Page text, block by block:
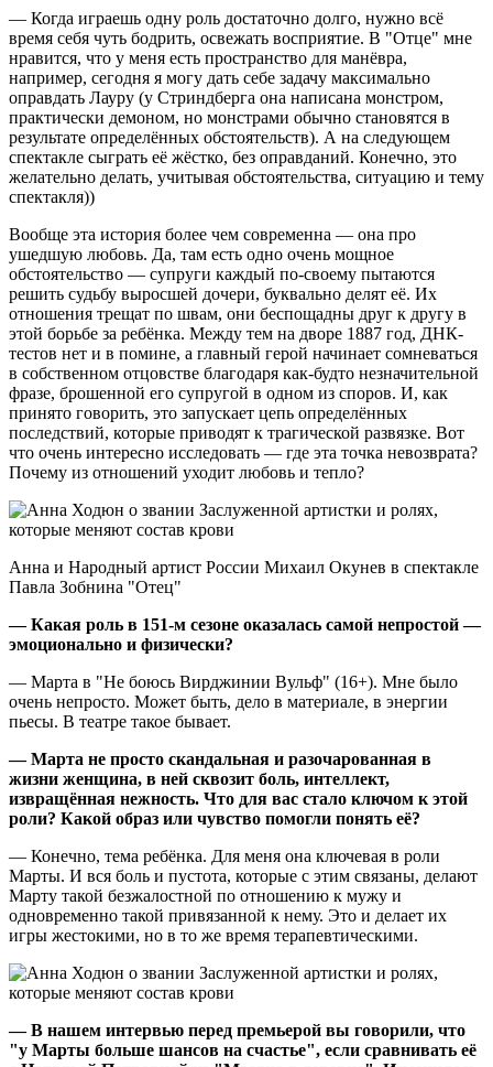
— Когда играешь одну роль достаточно долго, нужно всё
время себя чуть бодрить, освежать восприятие. В "Отце" мне
нравится, что у меня есть пространство для манёвра,
например, сегодня я могу дать себе задачу максимально
оправдать Лауру (у Стриндберга она написана монстром,
практически демоном, но монстрами обычно становятся в
результате определённых обстоятельств). А на следующем
спектакле сыграть её жёстко, без оправданий. Конечно, это
желательно делать, учитывая обстоятельства, ситуацию и тему
спектакля))
Вообще эта история более чем современна — она про
ушедшую любовь. Да, там есть одно очень мощное
обстоятельство — супруги каждый по-своему пытаются
решить судьбу выросшей дочери, буквально делят её. Их
отношения трещат по швам, они беспощадны друг к другу в
этой борьбе за ребёнка. Между тем на дворе 1887 год, ДНК-
тестов нет и в помине, а главный герой начинает сомневаться
в собственном отцовстве благодаря как-будто незначительной
фразе, брошенной его супругой в одном из споров. И, как
принято говорить, это запускает цепь определённых
последствий, которые приводят к трагической развязке. Вот
что очень интересно исследовать — где эта точка невозврата?
Почему из отношений уходит любовь и тепло?
Анна и Народный артист России Михаил Окунев в спектакле
Павла Зобнина "Отец"
— Какая роль в 151-м сезоне оказалась самой непростой —
эмоционально и физически?
— Марта в "Не боюсь Вирджинии Вульф" (16+). Мне было
очень непросто. Может быть, дело в материале, в энергии
пьесы. В театре такое бывает.
— Марта не просто скандальная и разочарованная в
жизни женщина, в ней сквозит боль, интеллект,
извращённая нежность. Что для вас стало ключом к этой
роли? Какой образ или чувство помогли понять её?
— Конечно, тема ребёнка. Для меня она ключевая в роли
Марты. И вся боль и пустота, которые с этим связаны, делают
Марту такой безжалостной по отношению к мужу и
одновременно такой привязанной к нему. Это и делает их
игры жестокими, но в то же время терапевтическими.
— В нашем интервью перед премьерой вы говорили, что
"у Марты больше шансов на счастье", если сравнивать её